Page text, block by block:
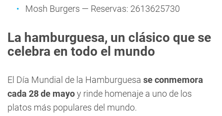
Mosh Burgers — Reservas: 2613625730
La hamburguesa, un clásico que se
celebra en todo el mundo
El Día Mundial de la Hamburguesa se conmemora
cada 28 de mayoy rinde homenaje a uno de los
platos más populares del mundo.